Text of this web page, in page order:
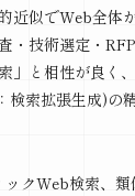
近似でWeb全体
・技術選定・
」と相性が良く
索拡張生成)の
ックWeb検索、